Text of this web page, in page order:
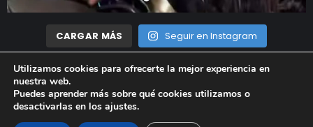
CARGAR MÁS Seguir en Instagram
Madrid Motor © 2023 Todos los derechos reservados |
Legal|Política de privacidad|
Utilizamos cookies para ofrecerte la mejor experiencia en
nuestra web.
Puedes aprender más sobre qué cookies utilizamos o
desactivarlas en los ajustes.